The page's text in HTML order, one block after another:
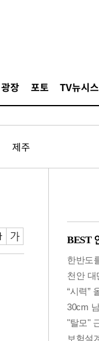
광장 포토 TV뉴시스
제주